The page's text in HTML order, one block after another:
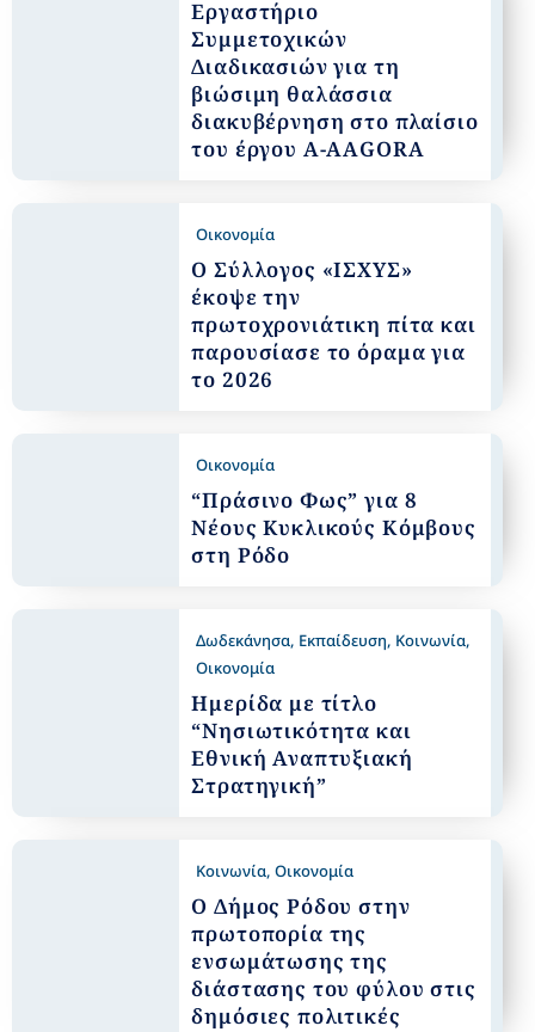
Εργαστήριο
Συμμετοχικών
Διαδικασιών για τη
βιώσιμη θαλάσσια
διακυβέρνηση στο πλαίσιο
του έργου A-AAGORA
Οικονομία
Ο Σύλλογος «ΙΣΧΥΣ»
έκοψε την
πρωτοχρονιάτικη πίτα και
παρουσίασε το όραμα για
το 2026
Οικονομία
“Πράσινο Φως” για 8
Νέους Κυκλικούς Κόμβους
στη Ρόδο
Δωδεκάνησα, Εκπαίδευση, Κοινωνία,
Οικονομία
Ημερίδα με τίτλο
“Νησιωτικότητα και
Εθνική Αναπτυξιακή
Στρατηγική”
Κοινωνία,Οικονομία
Ο Δήμος Ρόδου στην
πρωτοπορία της
ενσωμάτωσης της
διάστασης του φύλου στις
δημόσιες πολιτικές